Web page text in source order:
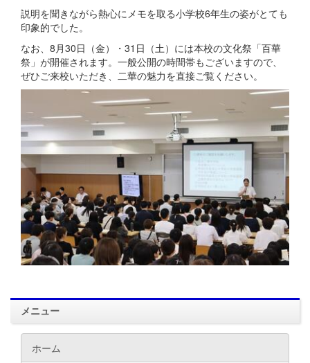
説明を聞きながら熱心にメモを取る小学校6年生の姿がとても
印象的でした。
なお、8月30日（金）・31日（土）には本校の文化祭「百華
祭」が開催されます。一般公開の時間帯もございますので、
ぜひご来校いただき、二華の魅力を直接ご覧ください。
メニュー
ホーム